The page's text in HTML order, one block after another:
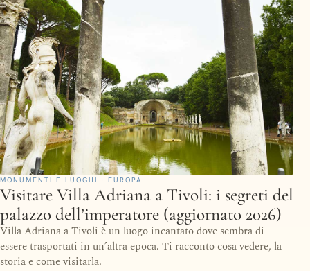
MONUMENTI E LUOGHI · EUROPA
Visitare Villa Adriana a Tivoli: i segreti del
palazzo dell’imperatore (aggiornato 2026)
Villa Adriana a Tivoli è un luogo incantato dove sembra di
essere trasportati in un’altra epoca. Ti racconto cosa vedere, la
storia e come visitarla.